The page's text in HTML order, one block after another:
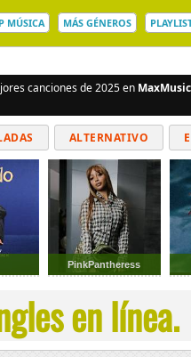
MÚSICA MÁS GÉNEROS
canciones de 2025 en
ALTERNATIVO
PinkPantheress
en línea.